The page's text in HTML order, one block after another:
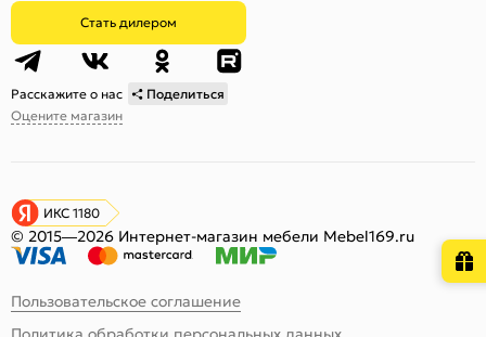
Стать дилером
Расскажите о нас
Поделиться
Оцените магазин
ИКС 1180
© 2015—2026 Интернет-магазин мебели Mebel169.ru
Пользовательское соглашение